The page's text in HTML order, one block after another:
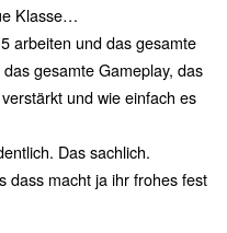
Klasse…
arbeiten und das gesamte
gesamte Gameplay, das
und wie einfach es
Das sachlich.
dass macht ja ihr frohes fest